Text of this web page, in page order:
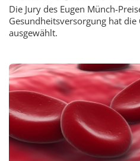
Die Jury des Eugen Münch-
Gesundheitsversorgung hat
ausgewählt.